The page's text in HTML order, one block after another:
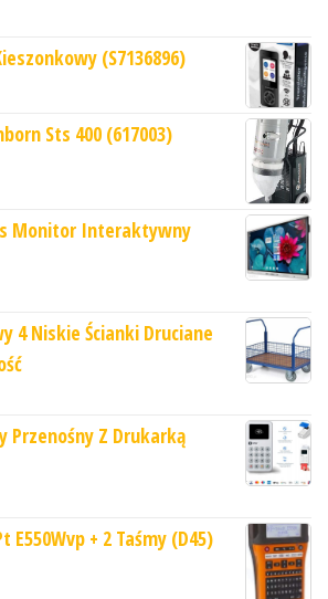
(S7136896)
Sts 400 (617003)
Monitor Interaktywny
4 Niskie Ścianki Druciane
Przenośny Z Drukarką
+ 2 Taśmy (D45)